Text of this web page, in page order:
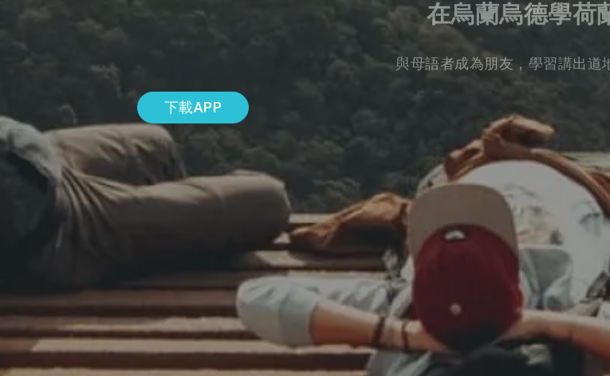
在烏蘭烏德學荷
與母語者成為朋友，學習講出道
下載APP